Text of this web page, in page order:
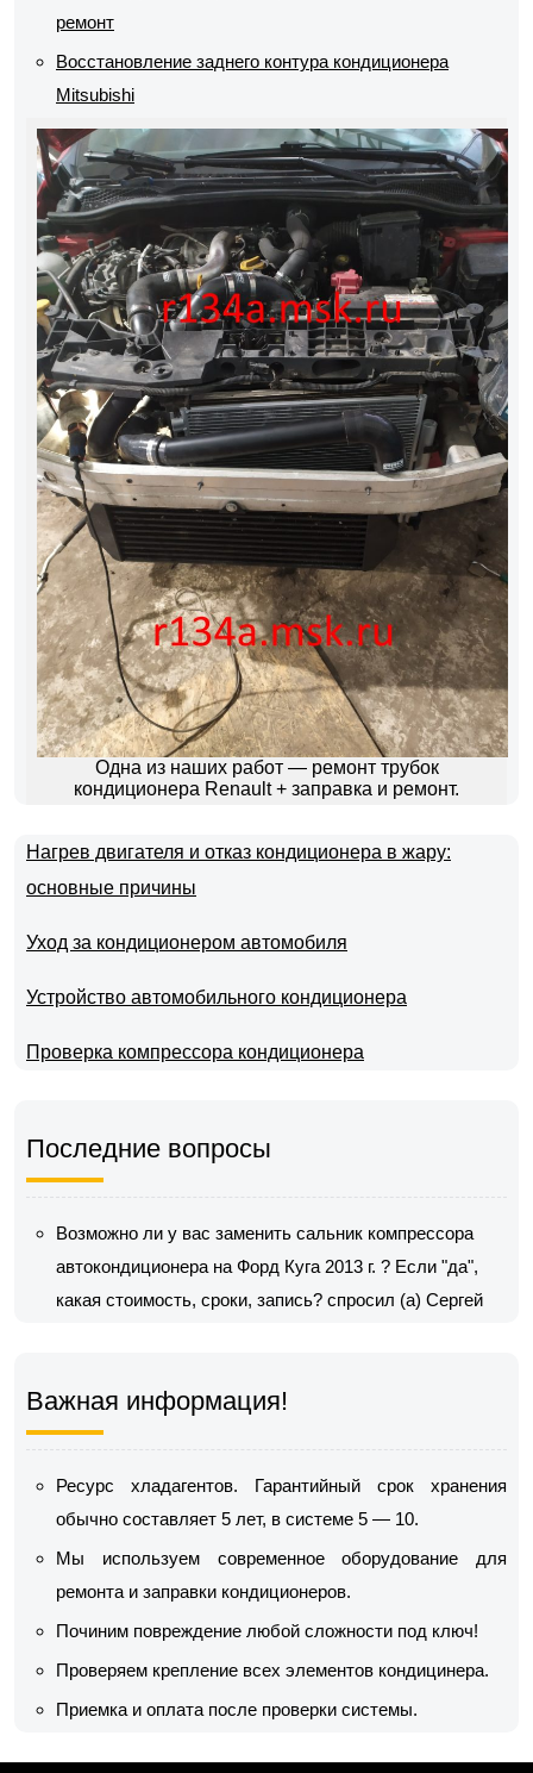
ремонт
Восстановление заднего контура кондиционера
Mitsubishi
Одна из наших работ — ремонт трубок
кондиционера Renault + заправка и ремонт.
Нагрев двигателя и отказ кондиционера в жару:
основные причины
Уход за кондиционером автомобиля
Устройство автомобильного кондиционера
Проверка компрессора кондиционера
Последние вопросы
Возможно ли у вас заменить сальник компрессора
автокондиционера на Форд Куга 2013 г. ? Если "да",
какая стоимость, сроки, запись? спросил (а) Сергей
Важная информация!
Ресурс хладагентов. Гарантийный срок хранения
обычно составляет 5 лет, в системе 5 — 10.
Мы используем современное оборудование для
ремонта и заправки кондиционеров.
Починим повреждение любой сложности под ключ!
Проверяем крепление всех элементов кондицинера.
Приемка и оплата после проверки системы.